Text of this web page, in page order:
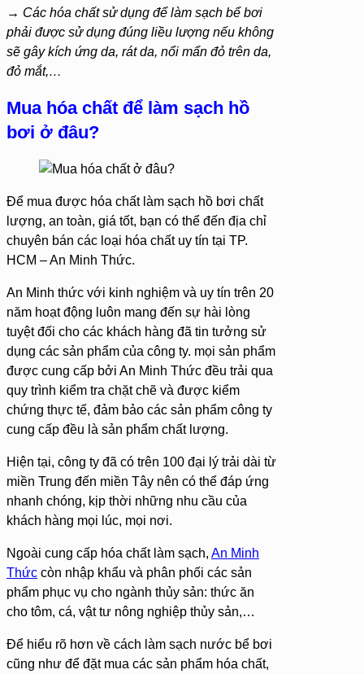
→ Các hóa chất sử dụng để làm sạch bể bơi
phải được sử dụng đúng liều lượng nếu không
sẽ gây kích ứng da, rát da, nổi mẩn đỏ trên da,
đỏ mắt,…
Mua hóa chất để làm sạch hồ
bơi ở đâu?
Để mua được hóa chất làm sạch hồ bơi chất
lượng, an toàn, giá tốt, bạn có thể đến địa chỉ
chuyên bán các loại hóa chất uy tín tại TP.
HCM – An Minh Thức.
An Minh thức với kinh nghiệm và uy tín trên 20
năm hoạt động luôn mang đến sự hài lòng
tuyệt đối cho các khách hàng đã tin tưởng sử
dụng các sản phẩm của công ty. mọi sản phẩm
được cung cấp bởi An Minh Thức đều trải qua
quy trình kiểm tra chặt chẽ và được kiểm
chứng thực tế, đảm bảo các sản phẩm công ty
cung cấp đều là sản phẩm chất lượng.
Hiện tại, công ty đã có trên 100 đại lý trải dài từ
miền Trung đến miền Tây nên có thể đáp ứng
nhanh chóng, kịp thời những nhu cầu của
khách hàng mọi lúc, mọi nơi.
Ngoài cung cấp hóa chất làm sạch, An Minh
Thức còn nhập khẩu và phân phối các sản
phẩm phục vụ cho ngành thủy sản: thức ăn
cho tôm, cá, vật tư nông nghiệp thủy sản,…
Để hiểu rõ hơn về cách làm sạch nước bể bơi
cũng như để đặt mua các sản phẩm hóa chất,